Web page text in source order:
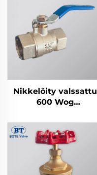
Nikkelöity valssattu
600 Wog